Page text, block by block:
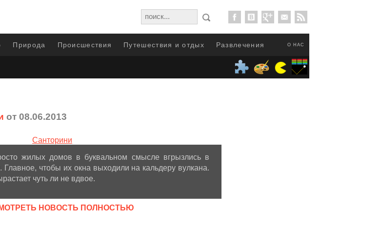
О НАС
Природа Происшествия Путешествия и отдых Развлечения
от 08.06.2013
жилых домов в буквальном смысле вгрызлись в
чтобы их окна выходили на кальдеру вулкана.
чуть ли не вдвое.
НОВОСТЬ ПОЛНОСТЬЮ